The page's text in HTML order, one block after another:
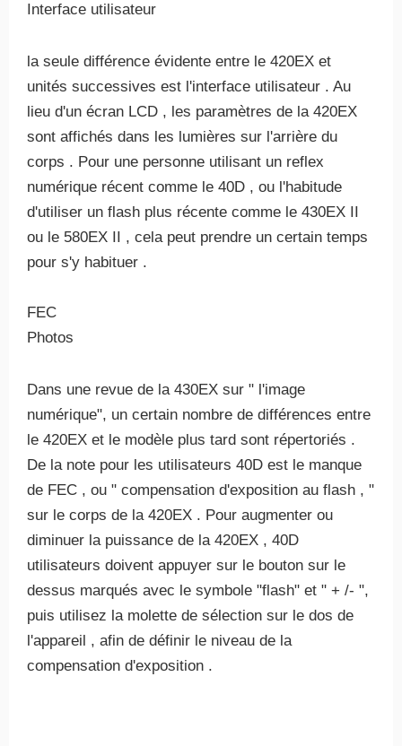
Interface utilisateur
la seule différence évidente entre le 420EX et
unités successives est l'interface utilisateur . Au
lieu d'un écran LCD , les paramètres de la 420EX
sont affichés dans les lumières sur l'arrière du
corps . Pour une personne utilisant un reflex
numérique récent comme le 40D , ou l'habitude
d'utiliser un flash plus récente comme le 430EX II
ou le 580EX II , cela peut prendre un certain temps
pour s'y habituer .
FEC
Photos
Dans une revue de la 430EX sur " l'image
numérique", un certain nombre de différences entre
le 420EX et le modèle plus tard sont répertoriés .
De la note pour les utilisateurs 40D est le manque
de FEC , ou " compensation d'exposition au flash , "
sur le corps de la 420EX . Pour augmenter ou
diminuer la puissance de la 420EX , 40D
utilisateurs doivent appuyer sur le bouton sur le
dessus marqués avec le symbole "flash" et " + /- ",
puis utilisez la molette de sélection sur le dos de
l'appareil , afin de définir le niveau de la
compensation d'exposition .